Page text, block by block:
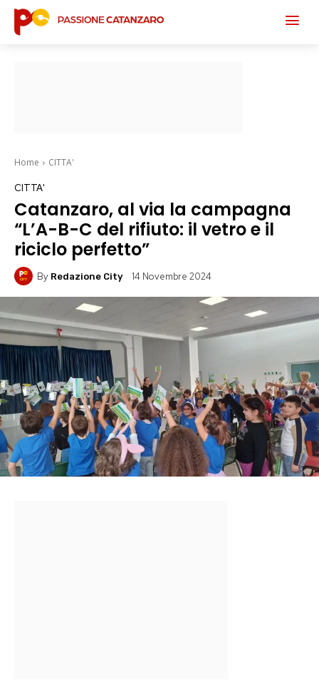
Home CITTA'
CITTA'
Catanzaro, al via la campagna
“L’A-B-C del rifiuto: il vetro e il
riciclo perfetto”
By Redazione City 14 Novembre 2024